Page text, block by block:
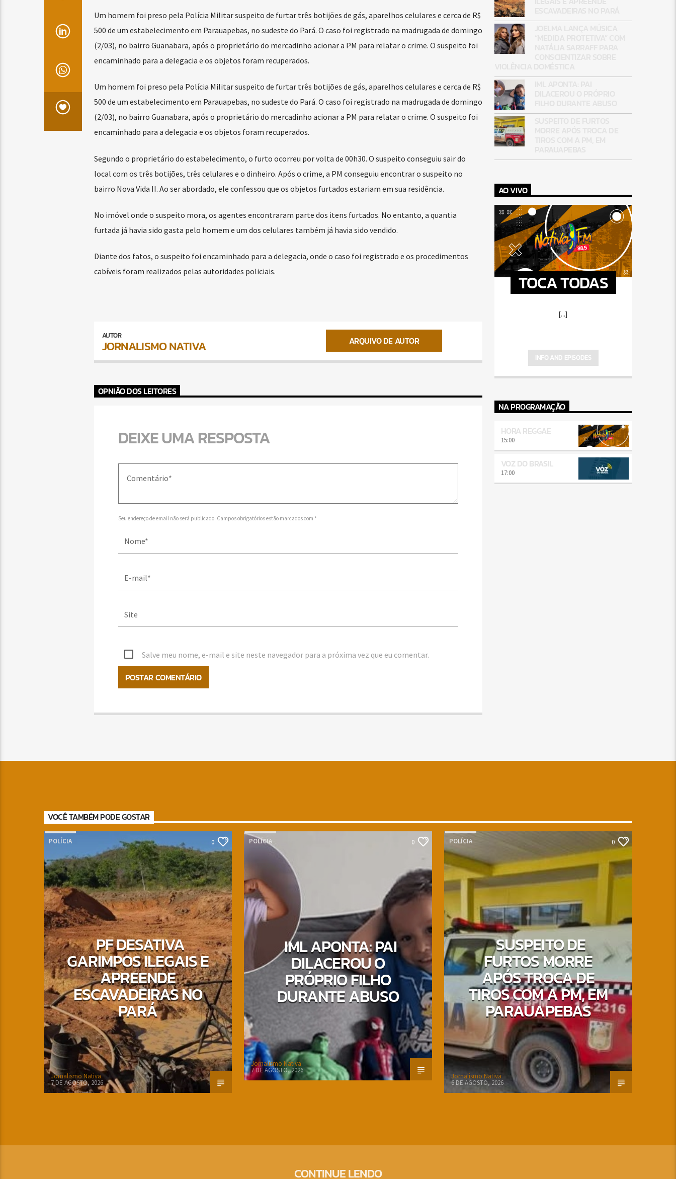
Um homem foi preso pela Polícia Militar suspeito de furtar três botijões de gás, aparelhos celulares e cerca de R$
500 de um estabelecimento em Parauapebas, no sudeste do Pará. O caso foi registrado na madrugada de domingo
(2/03), no bairro Guanabara, após o proprietário do mercadinho acionar a PM para relatar o crime. O suspeito foi
encaminhado para a delegacia e os objetos foram recuperados.
Um homem foi preso pela Polícia Militar suspeito de furtar três botijões de gás, aparelhos celulares e cerca de R$
500 de um estabelecimento em Parauapebas, no sudeste do Pará. O caso foi registrado na madrugada de domingo
(2/03), no bairro Guanabara, após o proprietário do mercadinho acionar a PM para relatar o crime. O suspeito foi
encaminhado para a delegacia e os objetos foram recuperados.
Segundo o proprietário do estabelecimento, o furto ocorreu por volta de 00h30. O suspeito conseguiu sair do
local com os três botijões, três celulares e o dinheiro. Após o crime, a PM conseguiu encontrar o suspeito no
bairro Nova Vida II. Ao ser abordado, ele confessou que os objetos furtados estariam em sua residência.
No imóvel onde o suspeito mora, os agentes encontraram parte dos itens furtados. No entanto, a quantia
furtada já havia sido gasta pelo homem e um dos celulares também já havia sido vendido.
Diante dos fatos, o suspeito foi encaminhado para a delegacia, onde o caso foi registrado e os procedimentos
cabíveis foram realizados pelas autoridades policiais.
AUTOR
JORNALISMO NATIVA ARQUIVO DE AUTOR
OPNIÃO DOS LEITORES
DEIXE UMA RESPOSTA
Seu endereço de email não será publicado. Campos obrigatórios estão marcados com *
Salve meu nome, e-mail e site neste navegador para a próxima vez que eu comentar.
AO VIVO
TOCA TODAS
[...]
INFO AND EPISODES
NA PROGRAMAÇÃO
HORA REGGAE
15:00
VOZ DO BRASIL
17:00
VOCÊ TAMBÉM PODE GOSTAR
POLÍCIA 0
PF DESATIVA
GARIMPOS ILEGAIS E
APREENDE
ESCAVADEIRAS NO
PARÁ
Jornalismo Nativa
7 DE AGOSTO, 2026
POLÍCIA 0
IML APONTA: PAI
DILACEROU O
PRÓPRIO FILHO
DURANTE ABUSO
Jornalismo Nativa
7 DE AGOSTO, 2026
POLÍCIA 0
SUSPEITO DE
FURTOS MORRE
APÓS TROCA DE
TIROS COM A PM, EM
PARAUAPEBAS
Jornalismo Nativa
6 DE AGOSTO, 2026
CONTINUE LENDO